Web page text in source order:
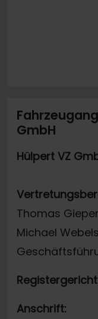
GmbH
Hülpert VZ
Thomas
Michael
Anschrift: